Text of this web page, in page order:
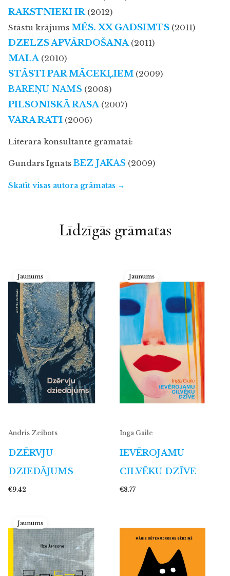
RAKSTNIEKI IR(2012)
Stāstu krājums MĒS. XX GADSIMTS (2011)
DZELZS APVĀRDOŠANA(2011)
MALA(2010)
STĀSTI PAR MĀCEKĻIEM (2009)
BĀREŅU NAMS (2008)
PILSONISKĀ RASA(2007)
VARA RATI (2006)
Literārā konsultante grāmatai:
Gundars Ignats BEZ JAKAS (2009)
Skatīt visas autora grāmatas →
Līdzīgās grāmatas
Jaunums
Andris Zeibots
DZĒRVJU
DZIEDĀJUMS
€9.42
Jaunums
Inga Gaile
IEVĒROJAMU
CILVĒKU DZĪVE
€8.77
Jaunums